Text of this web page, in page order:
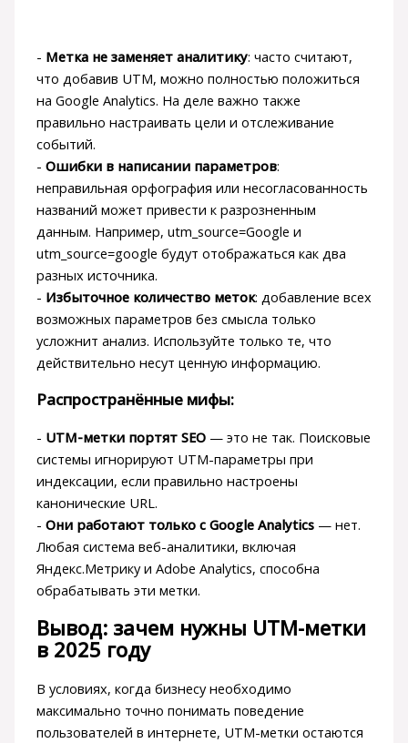
- Метка не заменяет аналитику: часто считают,
что добавив UTM, можно полностью положиться
на Google Analytics. На деле важно также
правильно настраивать цели и отслеживание
событий.
- Ошибки в написании параметров:
неправильная орфография или несогласованность
названий может привести к разрозненным
данным. Например, utm_source=Google и
utm_source=google будут отображаться как два
разных источника.
- Избыточное количество меток: добавление всех
возможных параметров без смысла только
усложнит анализ. Используйте только те, что
действительно несут ценную информацию.
Распространённые мифы:
- UTM-метки портят SEO— это не так. Поисковые
системы игнорируют UTM-параметры при
индексации, если правильно настроены
канонические URL.
- Они работают только с Google Analytics— нет.
Любая система веб-аналитики, включая
Яндекс.Метрику и Adobe Analytics, способна
обрабатывать эти метки.
Вывод: зачем нужны UTM-метки
в 2025 году
В условиях, когда бизнесу необходимо
максимально точно понимать поведение
пользователей в интернете, UTM-метки остаются